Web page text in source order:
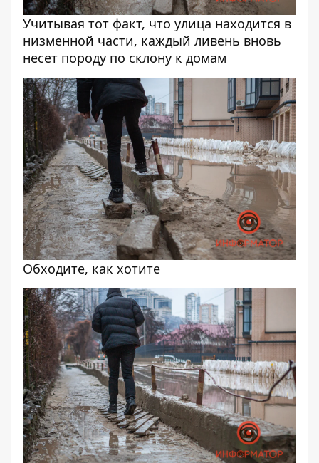
Учитывая тот факт, что улица находится в
низменной части, каждый ливень вновь
несет породу по склону к домам
Обходите, как хотите